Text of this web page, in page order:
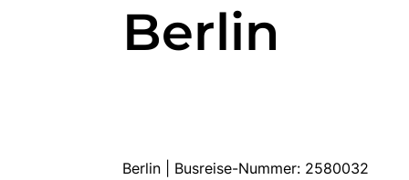
Berlin
Berlin | Busreise-Nummer: 2580032